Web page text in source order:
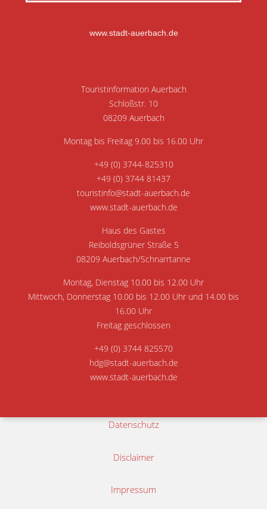
www.stadt-auerbach.de
Touristinformation Auerbach
Schloßstr. 10
08209 Auerbach
Montag bis Freitag 9.00 bis 16.00 Uhr
+49 (0) 3744-825310
+49 (0) 3744 81437
touristinfo@stadt-auerbach.de
www.stadt-auerbach.de
Haus des Gastes
Reiboldsgrüner Straße 5
08209 Auerbach/Schnarrtanne
Montag, Dienstag 10.00 bis 12.00 Uhr
Mittwoch, Donnerstag 10.00 bis 12.00 Uhr und 14.00 bis
16.00 Uhr
Freitag geschlossen
+49 (0) 3744 825570
hdg@stadt-auerbach.de
www.stadt-auerbach.de
Datenschutz
Disclaimer
Impressum